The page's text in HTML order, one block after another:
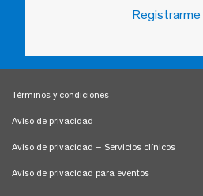
Registrarme
Términos y condiciones
Aviso de privacidad
Aviso de privacidad – Servicios clínicos
Aviso de privacidad para eventos